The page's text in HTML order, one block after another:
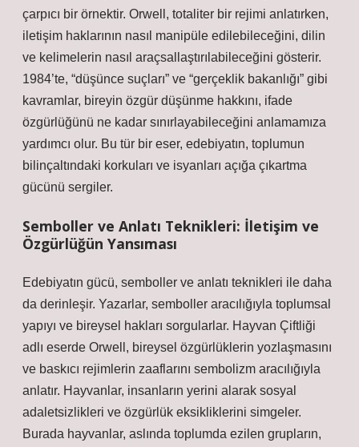
çarpıcı bir örnektir. Orwell, totaliter bir rejimi anlatırken,
iletişim haklarının nasıl manipüle edilebileceğini, dilin
ve kelimelerin nasıl araçsallaştırılabileceğini gösterir.
1984’te, “düşünce suçları” ve “gerçeklik bakanlığı” gibi
kavramlar, bireyin özgür düşünme hakkını, ifade
özgürlüğünü ne kadar sınırlayabileceğini anlamamıza
yardımcı olur. Bu tür bir eser, edebiyatın, toplumun
bilinçaltındaki korkuları ve isyanları açığa çıkartma
gücünü sergiler.
Semboller ve Anlatı Teknikleri: İletişim ve
Özgürlüğün Yansıması
Edebiyatın gücü, semboller ve anlatı teknikleri ile daha
da derinleşir. Yazarlar, semboller aracılığıyla toplumsal
yapıyı ve bireysel hakları sorgularlar. Hayvan Çiftliği
adlı eserde Orwell, bireysel özgürlüklerin yozlaşmasını
ve baskıcı rejimlerin zaaflarını sembolizm aracılığıyla
anlatır. Hayvanlar, insanların yerini alarak sosyal
adaletsizlikleri ve özgürlük eksikliklerini simgeler.
Burada hayvanlar, aslında toplumda ezilen grupların,